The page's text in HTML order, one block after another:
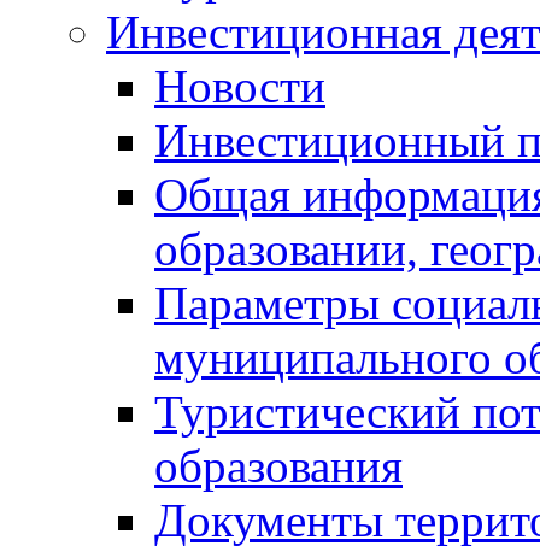
Инвестиционная
Новости
Инвестиционный
Общая
образовании,
Параметры
муниципального
Туристический
образования
Документы